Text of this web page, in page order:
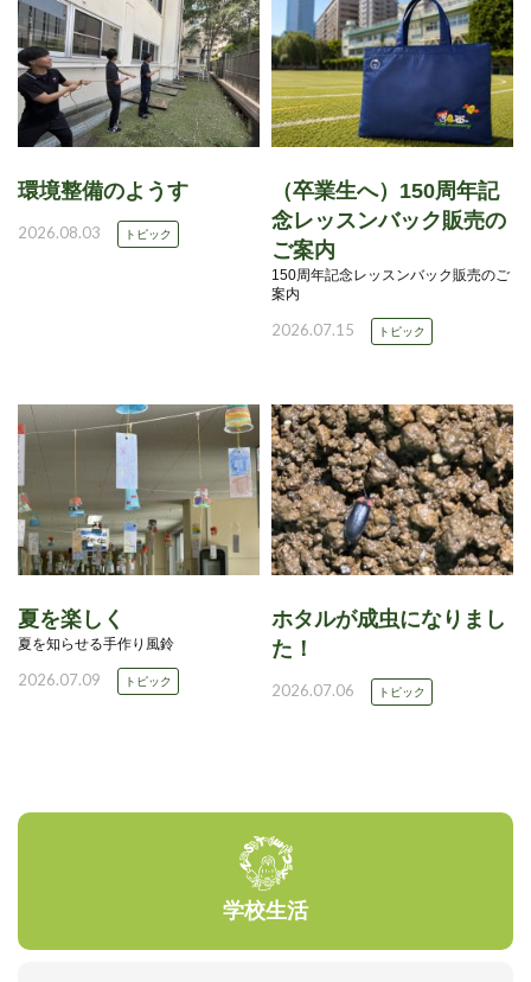
環境整備のようす
2026.08.03 トピック
（卒業生へ）150周年記
念レッスンバック販売の
ご案内
150周年記念レッスンバック販売のご
案内
2026.07.15 トピック
夏を楽しく
夏を知らせる手作り風鈴
2026.07.09 トピック
ホタルが成虫になりまし
た！
2026.07.06 トピック
学校生活